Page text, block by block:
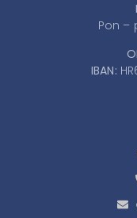
Pon –
IBAN: